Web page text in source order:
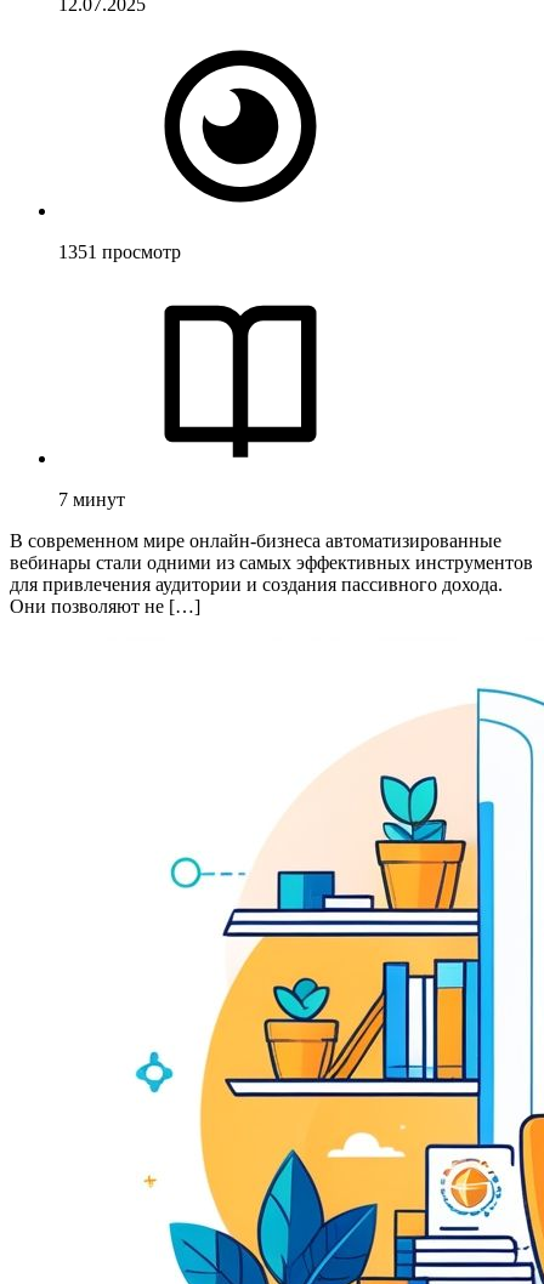
1351 просмотр
7 минут
В современном мире онлайн-бизнеса автоматизированные
вебинары стали одними из самых эффективных инструментов
для привлечения аудитории и создания пассивного дохода.
Они позволяют не […]